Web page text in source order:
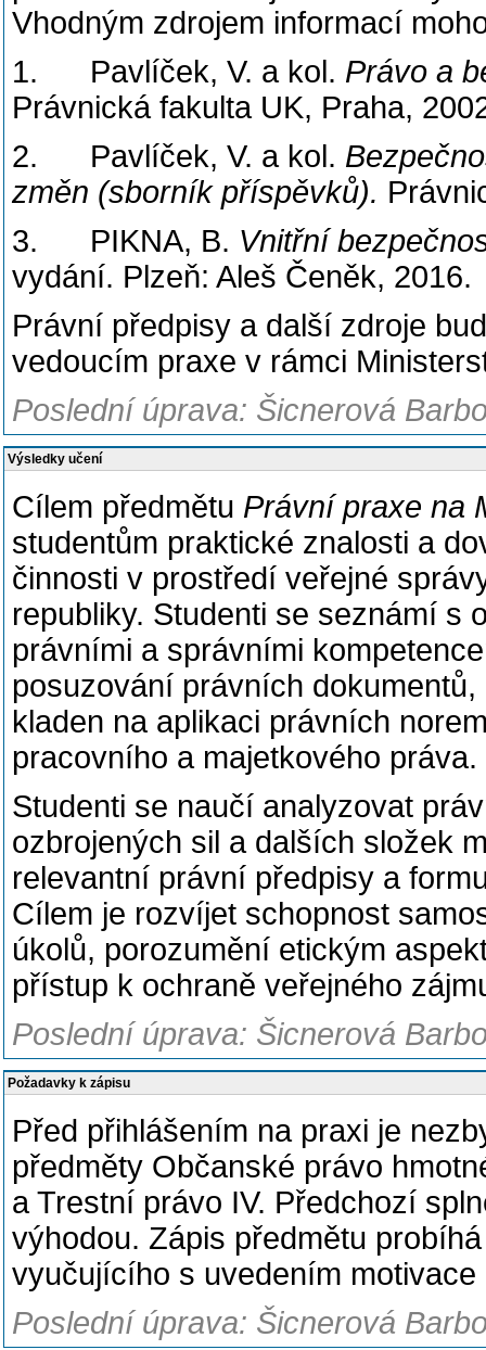
Vhodným zdrojem informací
1. Pavlíček, V. a kol. Právo a
Právnická fakulta UK, Praha,
2. Pavlíček, V. a kol.
změn (sborník příspěvků).
3. PIKNA, B. Vnitřní
vydání. Plzeň: Aleš Čeněk, 2016.
Právní předpisy a další zdroje
vedoucím praxe v rámci
Poslední úprava: Šicnerová
Výsledky učení
Cílem předmětu Právní praxe na
studentům praktické znalosti a
činnosti v prostředí veřejné
republiky. Studenti se seznámí s
právními a správními
posuzování právních
kladen na aplikaci právních
pracovního a majetkového práva.
Studenti se naučí analyzovat
ozbrojených sil a dalších složek
relevantní právní předpisy a
Cílem je rozvíjet schopnost
úkolů, porozumění etickým
přístup k ochraně veřejného
Poslední úprava: Šicnerová
Požadavky k zápisu
Před přihlášením na praxi je
předměty Občanské právo
a Trestní právo IV. Předchozí
výhodou. Zápis předmětu
vyučujícího s uvedením
Poslední úprava: Šicnerová